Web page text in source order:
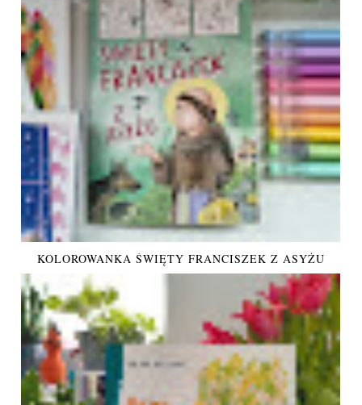
KOLOROWANKA ŚWIĘTY FRANCISZEK Z ASYŻU